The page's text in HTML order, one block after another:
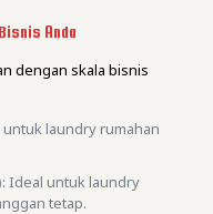
Anda
dengan skala bisnis
untuk laundry rumahan
Ideal untuk laundry
tetap.